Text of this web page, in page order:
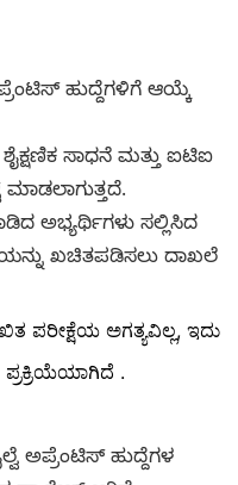
ಹುದ್ದೆಗಳಿಗೆ ಆಯ್ಕೆ
ಸಾಧನೆ ಮತ್ತು ಐಟಿಐ
ಅಭ್ಯರ್ಥಿಗಳು ಸಲ್ಲಿಸಿದ
ಖಚಿತಪಡಿಸಲು ದಾಖಲೆ
ಪರೀಕ್ಷೆಯ ಅಗತ್ಯವಿಲ್ಲ, ಇದು
ಪ್ರಕ್ರಿಯೆಯಾಗಿದೆ .
ಅಪ್ರೆಂಟಿಸ್ ಹುದ್ದೆಗಳ